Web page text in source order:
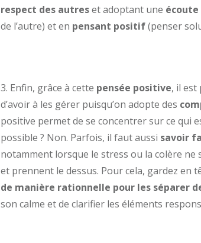
respect des autreset adoptant une
de l’autre) et en pensant positif(penser
3. Enfin, grâce à cette pensée positive, il est
d’avoir à les gérer puisqu’on adopte des
positive permet de se concentrer sur ce qui
possible ? Non. Parfois, il faut aussi savoir
notamment lorsque le stress ou la colère
et prennent le dessus. Pour cela, gardez en
de manière rationnelle pour les séparer
son calme et de clarifier les éléments